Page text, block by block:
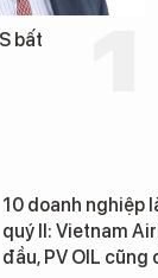
bất
10 doanh nghiệp
quý II: Vietnam
đầu, PV OIL cũng